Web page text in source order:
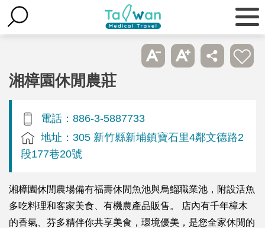
湘樟園休閒農莊
電話：886-3-5887733
地址：305 新竹縣新埔鎮寶石里4鄰文德路2
段177巷20號
湘樟園休閒農場備有福壽休閒魚池與烏鰡職業池，附設活魚
多吃料理和客家美食、有機農產品販售。 店內有千年樟木
的香氣、芬多精伴你共享美食，環境優美，是您全家休閒的